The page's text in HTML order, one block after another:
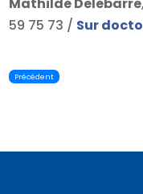
Mathilde Delebarre
59 75 73 / Sur
Précédent